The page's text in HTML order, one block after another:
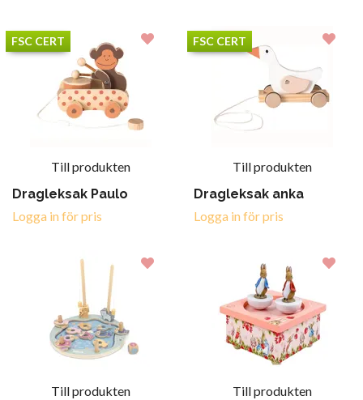
FSC CERT
Till produkten
Dragleksak Paulo
Logga in för pris
FSC CERT
Till produkten
Dragleksak anka
Logga in för pris
Till produkten
Till produkten